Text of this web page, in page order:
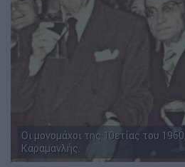
Οι μονομάχοι της 10ετίας του
Καραμανλής.